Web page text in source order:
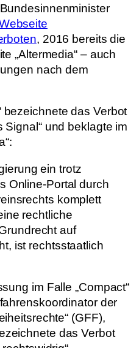
, 2016 bereits die
„Altermedia“ – auch
nach dem
bezeichnete das Verbot
und beklagte im
ein trotz
Online-Portal durch
komplett
rechtliche
auf
ist rechtsstaatlich
im Falle „Compact“
der
(GFF),
das Verbot